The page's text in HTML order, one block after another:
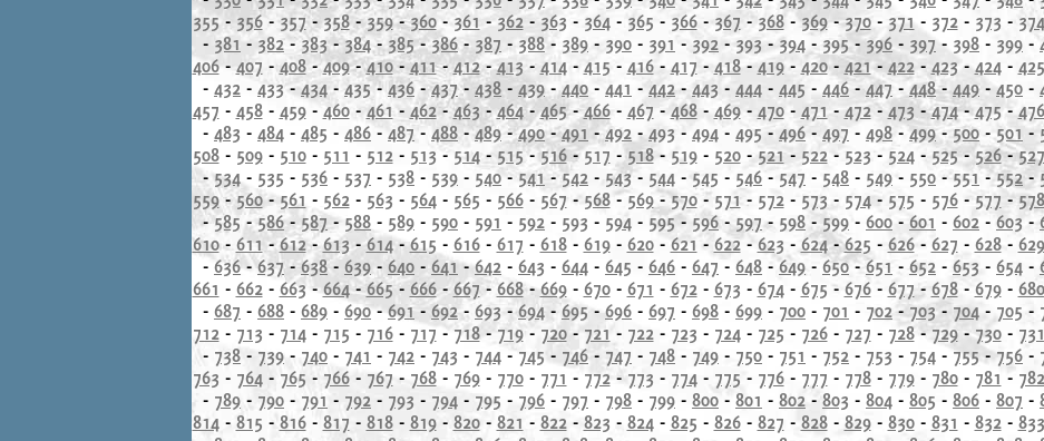
355- 356- 357- 358-359-360- 361 - 362- 363 - 364- 365 - 366-367 - 368-369-370- 371 - 372- 373 - 374
- 381 - 382-383-384- 385-386 - 387 - 388- 389 - 390 - 391 - 392 -393 -394 - 395 -396 - 397 - 398 - 399 -
406- 407 -408-409-410- 411-412-413- 414- 415 - 416- 417 - 418-419- 420- 421- 422- 423- 424- 425
- 432 - 433-434- 435- 436-437- 438 - 439 - 440 - 441 - 442 - 443 - 444 - 445 - 446 -447 -448- 449 -450 -
457 - 458- 459- 460-461 - 462- 463-464-465-466- 467 - 468- 469- 470- 471- 472- 473-474-475 - 476
- 483 - 484 - 485 - 486 - 487- 488 -489 -490 -491 -492 - 493 - 494 - 495 - 496 - 497 - 498 -499-500 - 501 -
508- 509- 510- 511 - 512- 513 - 514- 515-516-517 - 518- 519- 520- 521 - 522- 523 - 524- 525- 526-527
-534 - 535 - 536 - 537 - 538 - 539 - 540- 541 -542 - 543- 544 - 545 - 546- 547 - 548 - 549 - 550 -551-552-
559- 560-561 - 562- 563 - 564- 565 - 566- 567 - 568-569-570- 571- 572- 573 - 574- 575 - 576- 577 -578
-585 -586-587- 588 - 589 - 590 - 591 - 592 - 593 - 594 - 595- 596 - 597- 598 - 599 - 600 - 601 - 602 - 603-
610- 611 - 612- 613 -614-615 - 616- 617 - 618- 619- 620- 621 - 622- 623 - 624-625 - 626- 627 - 628- 629
- 636-637-638- 639 - 640 - 641-642 - 643 - 644 - 645 - 646 - 647 - 648 -649 - 650- 651 - 652 - 653 - 654 -
661 - 662- 663 - 664-665- 666- 667- 668-669- 670- 671 - 672- 673 - 674- 675 - 676- 677 - 678- 679- 680
- 687 - 688 - 689 - 690-691 -692- 693-694 - 695-696 - 697 - 698 - 699 - 700 - 701 - 702 -703- 704 - 705 -
712- 713 - 714- 715 - 716- 717-718- 719- 720- 721 - 722- 723 - 724- 725 - 726- 727 - 728- 729-730- 731
- 738 - 739 - 740 - 741 - 742 - 743 - 744 -745 - 746 - 747 - 748 - 749 - 750 - 751 - 752 - 753 - 754 - 755 - 756 -
763 - 764- 765 - 766- 767 - 768- 769- 770- 771 - 772- 773 - 774- 775 - 776- 777 - 778- 779- 780- 781 - 782
- 789 - 790 - 791 - 792 - 793 - 794 - 795 - 796 - 797 - 798 - 799 - 800 - 801 - 802 - 803 - 804 - 805 - 806 - 807 -
814- 815 - 816- 817 - 818- 819- 820- 821 - 822- 823 - 824- 825 - 826- 827 - 828- 829- 830- 831 - 832- 833